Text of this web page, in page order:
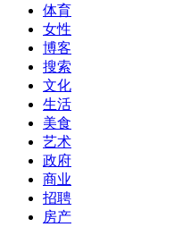
体育
女性
博客
搜索
文化
生活
美食
艺术
政府
商业
招聘
房产